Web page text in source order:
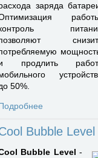
заряда
продлить
50%.
Bubble Level
Bubble Level -